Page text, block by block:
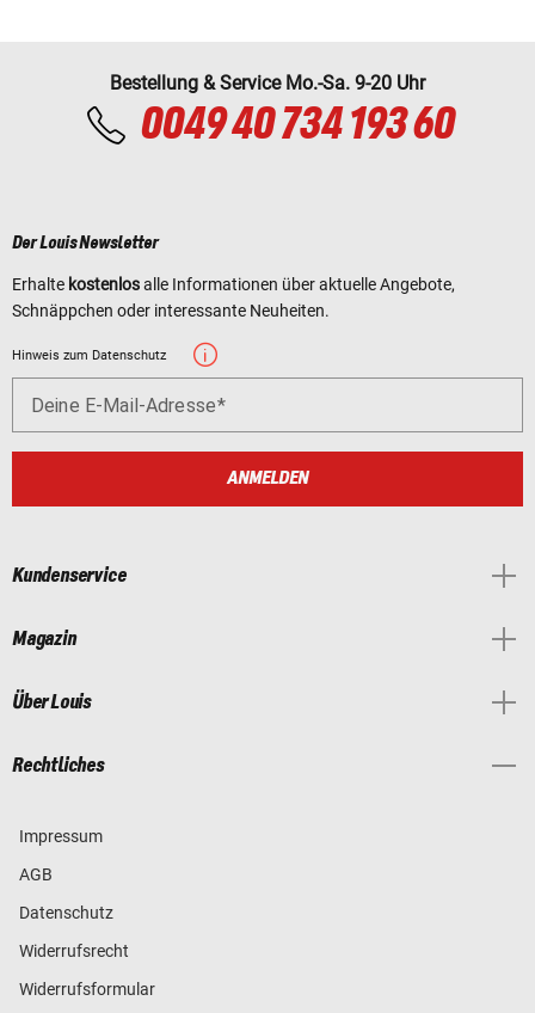
Bestellung & Service Mo.-Sa. 9-20 Uhr
0049 40 734 193 60
Der Louis Newsletter
Erhalte kostenlosalle Informationen über aktuelle Angebote,
Schnäppchen oder interessante Neuheiten.
Hinweis zum Datenschutz
Deine E-Mail-Adresse
ANMELDEN
Kundenservice
Magazin
Über Louis
Rechtliches
Impressum
AGB
Datenschutz
Widerrufsrecht
Widerrufsformular